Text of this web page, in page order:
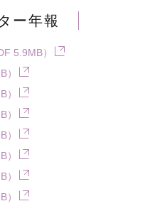
ー年報
5.9MB）